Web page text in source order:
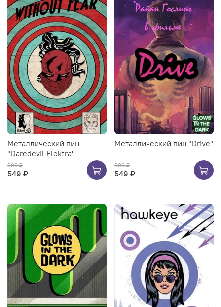
Металлический пин
"Daredevil Elektra"
600 ₽
549 ₽
Металлический пин "Drive"
600 ₽
549 ₽